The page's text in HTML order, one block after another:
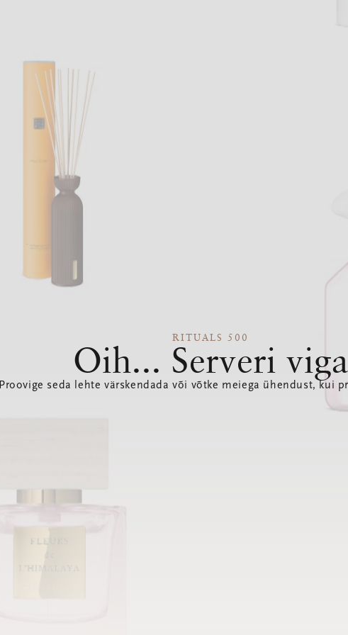
RITUALS 500
Oih... Serveri viga
Proovige seda lehte värskendada või võtke meiega ühendust, kui